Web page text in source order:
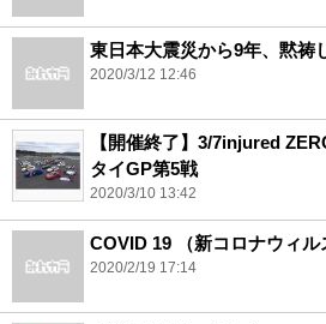
東日本大震災から9年、黙祷
2020/3/12 12:46
【開催終了】3/7injured
タイGP第5戦
2020/3/10 13:42
COVID 19 （新コロナウィル
2020/2/19 17:14